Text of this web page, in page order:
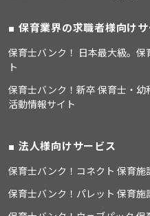
保育業界の求職者様向けサ
保育士バンク！ 日本最大級。
ト
保育士バンク！新卒 保育士・
活動情報サイト
法人様向けサービス
保育士バンク！コネクト 保育施
保育士バンク！パレット 保育